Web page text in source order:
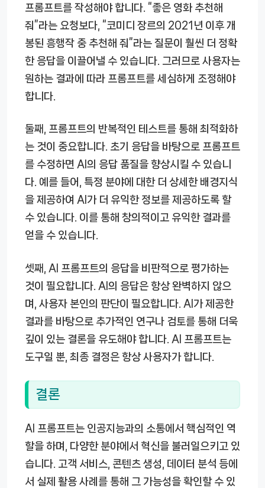
프롬프트를 작성해야 합니다. “좋은 영화 추천해
줘”라는 요청보다, “코미디 장르의 2021년 이후 개
봉된 흥행작 중 추천해 줘”라는 질문이 훨씬 더 정확
한 응답을 이끌어낼 수 있습니다. 그러므로 사용자는
원하는 결과에 따라 프롬프트를 세심하게 조정해야
합니다.
둘째, 프롬프트의 반복적인 테스트를 통해 최적화하
는 것이 중요합니다. 초기 응답을 바탕으로 프롬프트
를 수정하면 AI의 응답 품질을 향상시킬 수 있습니
다. 예를 들어, 특정 분야에 대한 더 상세한 배경지식
을 제공하여 AI가 더 유익한 정보를 제공하도록 할
수 있습니다. 이를 통해 창의적이고 유익한 결과를
얻을 수 있습니다.
셋째, AI 프롬프트의 응답을 비판적으로 평가하는
것이 필요합니다. AI의 응답은 항상 완벽하지 않으
며, 사용자 본인의 판단이 필요합니다. AI가 제공한
결과를 바탕으로 추가적인 연구나 검토를 통해 더욱
깊이 있는 결론을 유도해야 합니다. AI 프롬프트는
도구일 뿐, 최종 결정은 항상 사용자가 합니다.
결론
AI 프롬프트는 인공지능과의 소통에서 핵심적인 역
할을 하며, 다양한 분야에서 혁신을 불러일으키고 있
습니다. 고객 서비스, 콘텐츠 생성, 데이터 분석 등에
서 실제 활용 사례를 통해 그 가능성을 확인할 수 있